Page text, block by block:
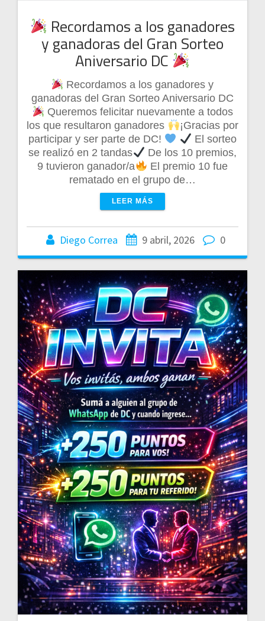
Recordamos a los ganadores
y ganadoras del Gran Sorteo
Aniversario DC
Recordamos a los ganadores y
ganadoras del Gran Sorteo Aniversario DC
Queremos felicitar nuevamente a todos
los que resultaron ganadores
¡Gracias por
participar y ser parte de DC!
El sorteo
se realizó en 2 tandas
De los 10 premios,
9 tuvieron ganador/a
El premio 10 fue
rematado en el grupo de…
LEER MÁS
Diego Correa 9 abril, 2026 0